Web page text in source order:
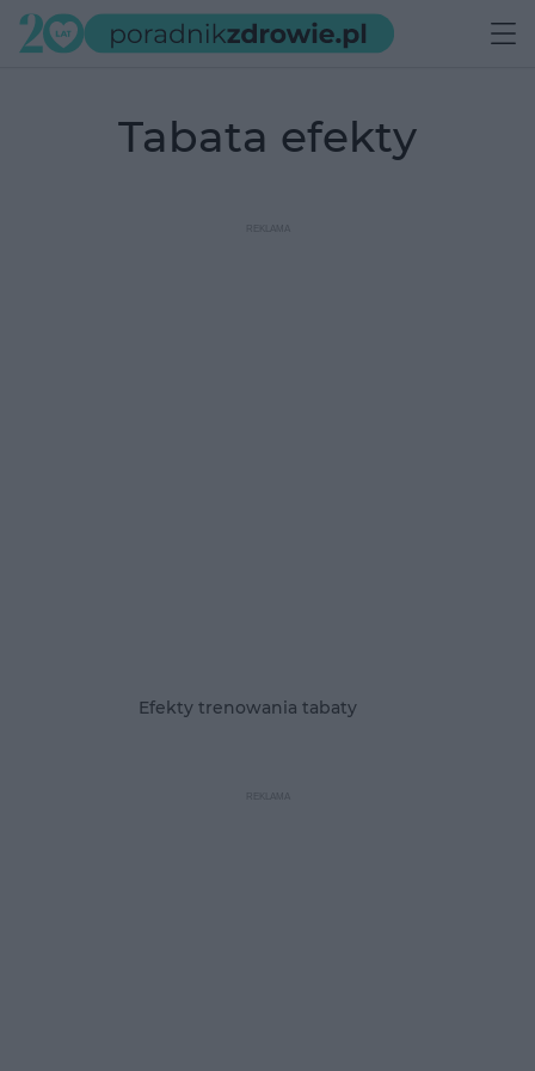
tabata efekty
Efekty trenowania tabaty